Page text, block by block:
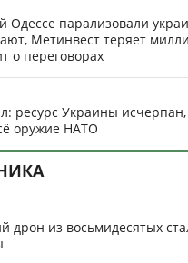
парализовали
Метинвест теряет
о переговорах
ресурс Украины исчерпан,
оружие НАТО
дрон из восьмидесятых